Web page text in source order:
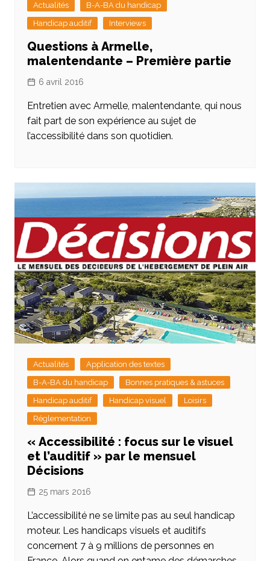
Actualités
B-A-BA du handicap
Handicap auditif
Interviews
Questions à Armelle,
malentendante – Première partie
6 avril 2016
Entretien avec Armelle, malentendante, qui nous
fait part de son expérience au sujet de
l’accessibilité dans son quotidien.
Actualités
Application des textes
B-A-BA du handicap
Bonnes pratiques & astuces
Handicap auditif
Handicap visuel
Loisirs
Réglementation
« Accessibilité : focus sur le visuel
et l’auditif » par le mensuel
Décisions
25 mars 2016
L’accessibilité ne se limite pas au seul handicap
moteur. Les handicaps visuels et auditifs
concernent 7 à 9 millions de personnes en